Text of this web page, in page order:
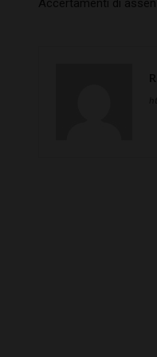
Accertamenti di